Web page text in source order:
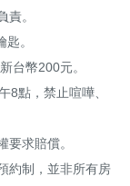
。
。
台幣200元。
8點，禁止喧嘩、
求賠償。
約制，並非所有房